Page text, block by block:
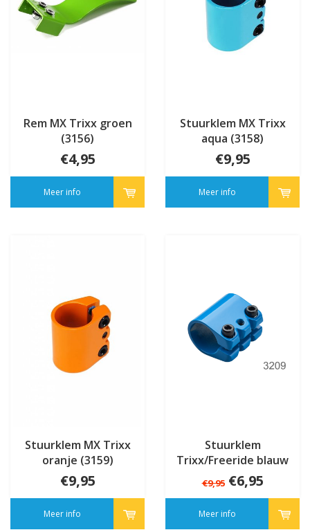
Rem MX Trixx groen
(3156)
€4,95
Meer info
Stuurklem MX Trixx
aqua (3158)
€9,95
Meer info
Stuurklem MX Trixx
oranje (3159)
€9,95
Meer info
Stuurklem
Trixx/Freeride blauw
(3209)
€9,95 €6,95
Meer info